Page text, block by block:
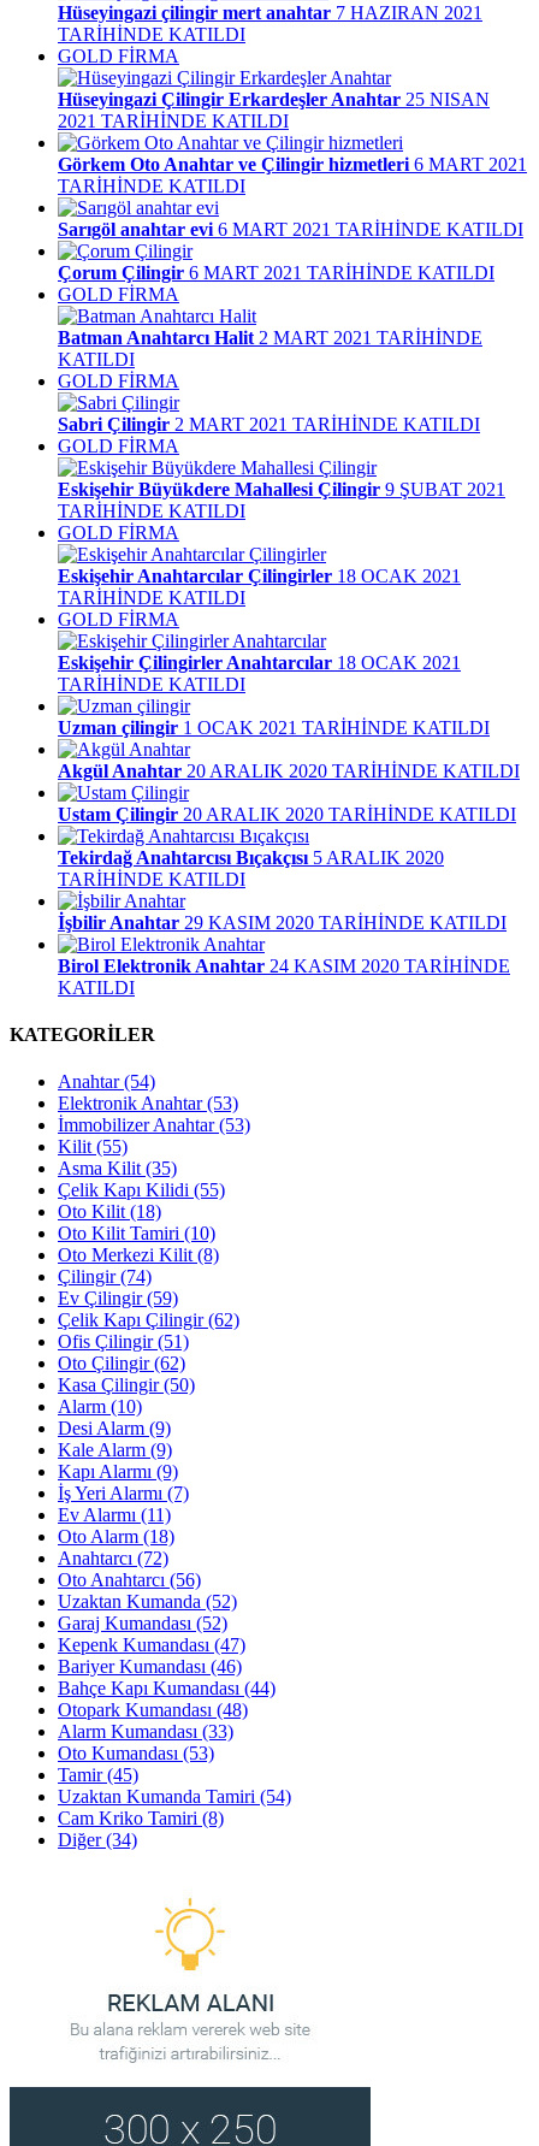
Hüseyingazi çilingir mert anahtar 7 HAZIRAN 2021
TARİHİNDE KATILDI
GOLD FİRMA
Hüseyingazi Çilingir Erkardeşler Anahtar 25 NISAN
2021 TARİHİNDE KATILDI
Görkem Oto Anahtar ve Çilingir hizmetleri 6 MART 2021
TARİHİNDE KATILDI
Sarıgöl anahtar evi 6 MART 2021 TARİHİNDE KATILDI
Çorum Çilingir 6 MART 2021 TARİHİNDE KATILDI
GOLD FİRMA
Batman Anahtarcı Halit 2 MART 2021 TARİHİNDE
KATILDI
GOLD FİRMA
Sabri Çilingir 2 MART 2021 TARİHİNDE KATILDI
GOLD FİRMA
Eskişehir Büyükdere Mahallesi Çilingir 9 ŞUBAT 2021
TARİHİNDE KATILDI
GOLD FİRMA
Eskişehir Anahtarcılar Çilingirler 18 OCAK 2021
TARİHİNDE KATILDI
GOLD FİRMA
Eskişehir Çilingirler Anahtarcılar 18 OCAK 2021
TARİHİNDE KATILDI
Uzman çilingir 1 OCAK 2021 TARİHİNDE KATILDI
Akgül Anahtar 20 ARALIK 2020 TARİHİNDE KATILDI
Ustam Çilingir 20 ARALIK 2020 TARİHİNDE KATILDI
Tekirdağ Anahtarcısı Bıçakçısı 5 ARALIK 2020
TARİHİNDE KATILDI
İşbilir Anahtar 29 KASIM 2020 TARİHİNDE KATILDI
Birol Elektronik Anahtar 24 KASIM 2020 TARİHİNDE
KATILDI
KATEGORİLER
Anahtar(54)
Elektronik Anahtar(53)
İmmobilizer Anahtar(53)
Kilit (55)
Asma Kilit (35)
Çelik Kapı Kilidi (55)
Oto Kilit (18)
Oto Kilit Tamiri (10)
Oto Merkezi Kilit (8)
Çilingir(74)
Ev Çilingir(59)
Çelik Kapı Çilingir(62)
Ofis Çilingir(51)
Oto Çilingir(62)
Kasa Çilingir(50)
Alarm (10)
Desi Alarm (9)
Kale Alarm (9)
Kapı Alarmı (9)
İş Yeri Alarmı (7)
Ev Alarmı (11)
Oto Alarm (18)
Anahtarcı (72)
Oto Anahtarcı (56)
Uzaktan Kumanda (52)
Garaj Kumandası (52)
Kepenk Kumandası (47)
Bariyer Kumandası (46)
Bahçe Kapı Kumandası (44)
Otopark Kumandası (48)
Alarm Kumandası (33)
Oto Kumandası (53)
Tamir(45)
Uzaktan Kumanda Tamiri (54)
Cam Kriko Tamiri (8)
Diğer(34)